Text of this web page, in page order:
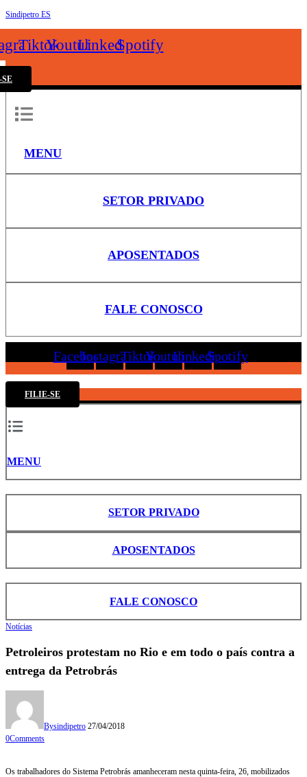
Sindipetro ES
TiktokYoutubeLinkedinSpotify
MENU
SETOR PRIVADO
APOSENTADOS
FALE CONOSCO
FacebookInstagramTiktokYoutubeLinkedinSpotify
FILIE-SE
MENU
SETOR PRIVADO
APOSENTADOS
FALE CONOSCO
Notícias
Petroleiros protestam no Rio e em todo o país contra a
entrega da Petrobrás
Bysindipetro 27/04/2018
0Comments
Os trabalhadores do Sistema Petrobrás amanheceram nesta quinta-feira, 26, mobilizados